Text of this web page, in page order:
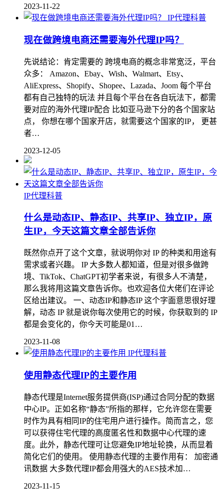
2023-11-22
IP代理科普
现在做跨境电商还需要海外代理IP吗？
先说结论：肯定需要的 跨境电商的概念非常宽泛，平台
众多： Amazon、Ebay、Wish、Walmart、Etsy、
AliExpress、Shopify、Shopee、Lazada、Joom 每个平台
都有自己独特的玩法 并且每个平台在各自玩法下，都需
要对应的海外代理IP配合 比如亚马逊下分的各个国家站
点， 你想在哪个国家开店，就需要这个国家的IP， 更甚
者…
2023-12-05
IP代理科普
什么是动态IP、静态IP、共享IP、独立IP，原
生IP，今天这篇文章全部告诉你
既然你点开了这个文章，就说明你对 IP 的种类和用途有
需求或者兴趣。 IP 大多数人都知道，但是对很多做跨
境、TikTok、ChatGPT初学者来说，有很多人不清楚，
那么我将用这篇文章告诉你。也欢迎各位大佬们在评论
区给出建议。 一、动态IP和静态IP 这个字面意思很好理
解，动态 IP 就是说你每次使用它的时候，你获取到的 IP
都是会变化的，你今天可能是01…
2023-11-08
IP代理科普
使用静态代理IP的主要作用
静态代理是Internet服务提供商(ISP)通过合同分配的数据
中心IP。正如名称“静态”所指的那样，它允许您在需要
时作为具有相同IP的住宅用户进行操作。简而言之，您
可以获得住宅代理的高度匿名性和数据中心代理的速
度。此外，静态代理可让您避免IP地址轮换，从而显着
简化它们的使用。 使用静态代理的主要作用有： 加密通
讯数据 大多数代理IP都会用强大的AES技术加…
2023-11-15